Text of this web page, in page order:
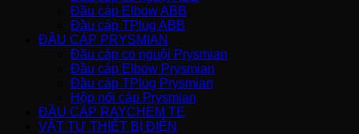
Đầu cáp Elbow ABB
Đầu cáp TPlug ABB
ĐẦU CÁP PRYSMIAN
Đầu cáp co nguội Prysmian
Đầu cáp Elbow Prysmian
Đầu cáp TPlug Prysmian
Hộp nối cáp Prysmian
ĐẦU CÁP RAYCHEM TE
VẬT TƯ THIẾT BỊ ĐIỆN